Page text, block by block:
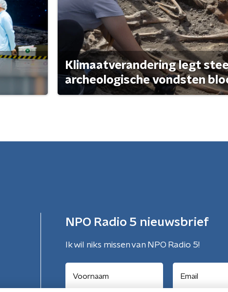
Klimaatverandering legt
archeologische vondsten
NPO Radio 5 nieuwsbrief
Ik wil niks missen van NPO Radio 5!